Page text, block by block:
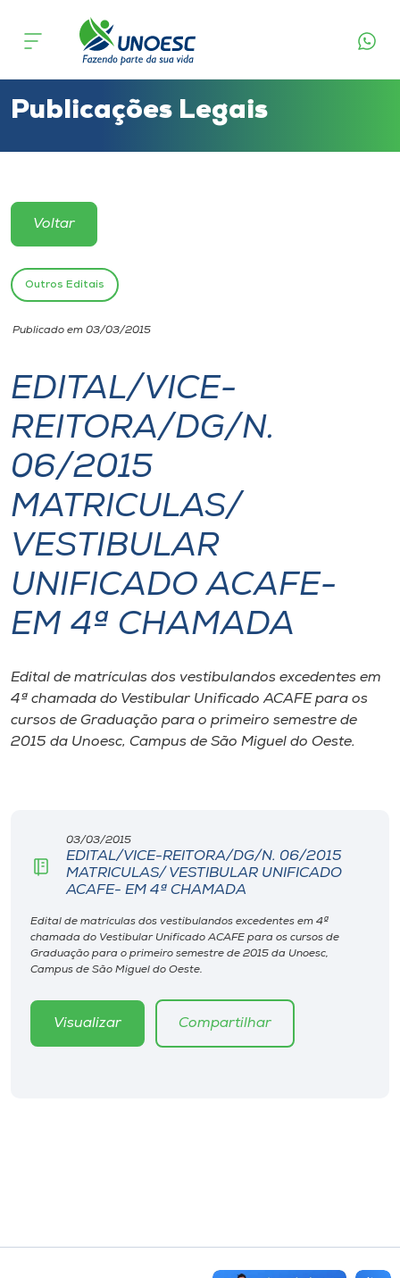
Cursos
Atendimento ao Estudante
Portal de Ensino
Unoesc
Internacionalização
I.nova
Diplomados
Cultura
CPA
Editora
Unoesc
Selecione
Publicações Legais
Voltar
Outros Editais
Publicado em 03/03/2015
EDITAL/VICE-
REITORA/DG/N.
06/2015
MATRICULAS/
VESTIBULAR
UNIFICADO ACAFE-
EM 4ª CHAMADA
Edital de matrículas dos vestibulandos excedentes em
4ª chamada do Vestibular Unificado ACAFE para os
cursos de Graduação para o primeiro semestre de
2015 da Unoesc, Campus de São Miguel do Oeste.
03/03/2015
EDITAL/VICE-REITORA/DG/N. 06/2015
MATRICULAS/ VESTIBULAR UNIFICADO
ACAFE- EM 4ª CHAMADA
Edital de matrículas dos vestibulandos excedentes em 4ª
chamada do Vestibular Unificado ACAFE para os cursos de
Graduação para o primeiro semestre de 2015 da Unoesc,
Campus de São Miguel do Oeste.
Visualizar Compartilhar